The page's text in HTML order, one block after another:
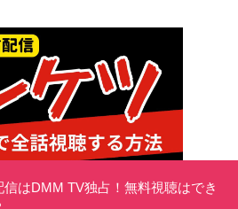
信はDMM TV独占！無料視聴はでき